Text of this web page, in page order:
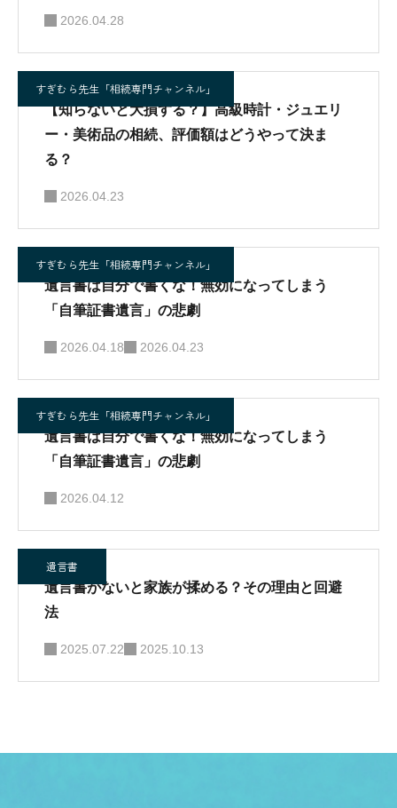
2026.04.28
すぎむら先生「相続専門チャンネル」
【知らないと大損する？】高級時計・ジュエリ
ー・美術品の相続、評価額はどうやって決ま
る？
2026.04.23
すぎむら先生「相続専門チャンネル」
遺言書は自分で書くな！無効になってしまう
「自筆証書遺言」の悲劇
2026.04.18 2026.04.23
すぎむら先生「相続専門チャンネル」
遺言書は自分で書くな！無効になってしまう
「自筆証書遺言」の悲劇
2026.04.12
遺言書
遺言書がないと家族が揉める？その理由と回避
法
2025.07.22 2025.10.13